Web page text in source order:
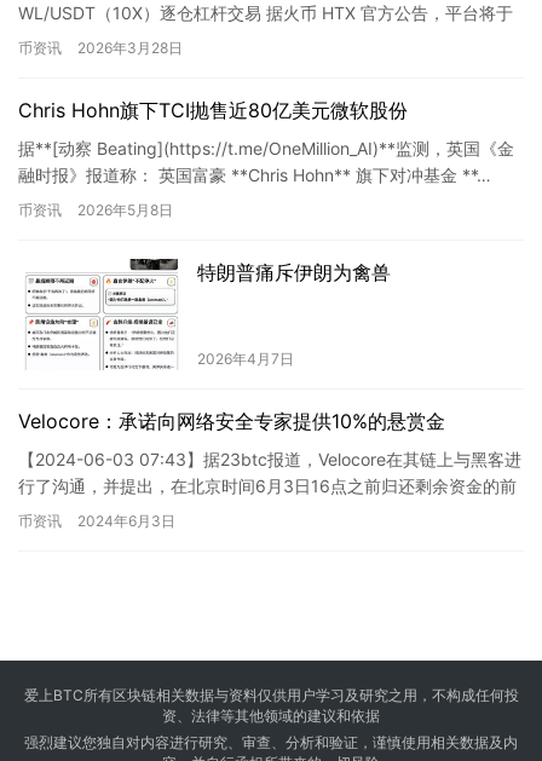
WL/USDT（10X）逐仓杠杆交易 据火币 HTX 官方公告，平台将于
3 月 28 日 20:00（GMT+8） …
币资讯 2026年3月28日
Chris Hohn旗下TCI抛售近80亿美元微软股份
据**[动察 Beating](https://t.me/OneMillion_AI)**监测，英国《金
融时报》报道称： 英国富豪 **Chris Hohn** 旗下对冲基金 **…
币资讯 2026年5月8日
特朗普痛斥伊朗为禽兽
2026年4月7日
Velocore：承诺向网络安全专家提供10%的悬赏金
【2024-06-03 07:43】据23btc报道，Velocore在其链上与黑客进
行了沟通，并提出，在北京时间6月3日16点之前归还剩余资金的前
提下，愿意给予黑客10%的白帽赏…
币资讯 2024年6月3日
爱上BTC所有区块链相关数据与资料仅供用户学习及研究之用，不构成任何投
资、法律等其他领域的建议和依据
强烈建议您独自对内容进行研究、审查、分析和验证，谨慎使用相关数据及内